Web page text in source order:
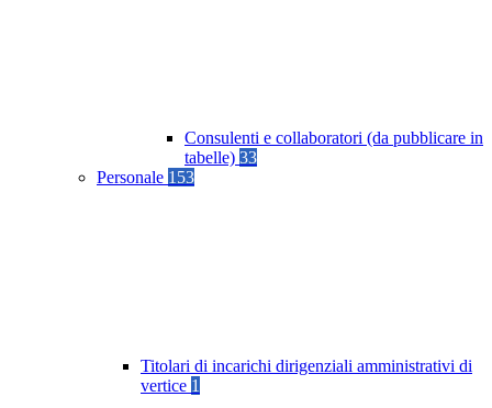
Consulenti e collaboratori (da pubblicare in
tabelle) 33
Personale 153
Titolari di incarichi dirigenziali amministrativi di
vertice 1